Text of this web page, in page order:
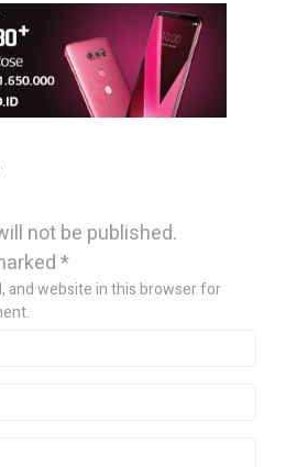
not be published.
*
and website in this browser for